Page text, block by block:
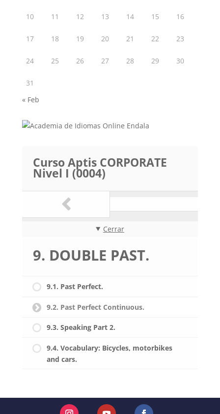
10 11 12 13 14 15 16
17 18 19 20 21 22 23
24 25 26 27 28 29 30
31
« Feb
Curso Aptis CORPORATE
Nivel I (0004)
Cerrar
9. DOUBLE PAST.
9.1. Past Perfect.
9.2. Past Perfect Continuous.
9.3. Speaking Part 2.
9.4. Vocabulary: Bicycles, motorbikes
and cars.